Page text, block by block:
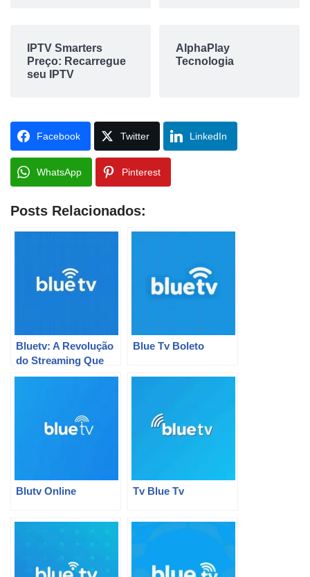
IPTV Smarters
Preço: Recarregue
seu IPTV
AlphaPlay
Tecnologia
Facebook Twitter LinkedIn
WhatsApp Pinterest
Posts Relacionados:
Bluetv: A Revolução
do Streaming Que
Vai Te Fazer Rir e
Blue Tv Boleto
Blutv Online Tv Blue Tv